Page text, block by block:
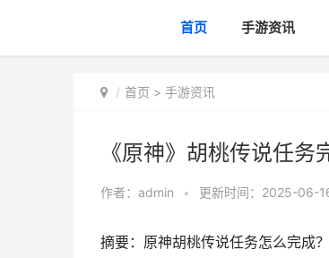
首页 手游资讯
首页 > 手游资讯
《原神》胡桃传说任
作者： admin • 更新时间：2025-06-
摘要：原神胡桃传说任务怎么完成